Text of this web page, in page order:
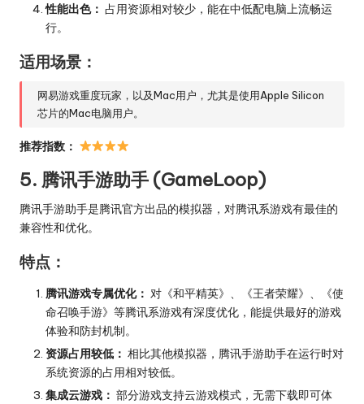
性能出色： 占用资源相对较少，能在中低配电脑上流畅运
行。
适用场景：
网易游戏重度玩家，以及Mac用户，尤其是使用Apple Silicon
芯片的Mac电脑用户。
推荐指数：
5. 腾讯手游助手 (GameLoop)
腾讯手游助手是腾讯官方出品的模拟器，对腾讯系游戏有最佳的
兼容性和优化。
特点：
腾讯游戏专属优化： 对《和平精英》、《王者荣耀》、《使
命召唤手游》等腾讯系游戏有深度优化，能提供最好的游戏
体验和防封机制。
资源占用较低： 相比其他模拟器，腾讯手游助手在运行时对
系统资源的占用相对较低。
集成云游戏： 部分游戏支持云游戏模式，无需下载即可体